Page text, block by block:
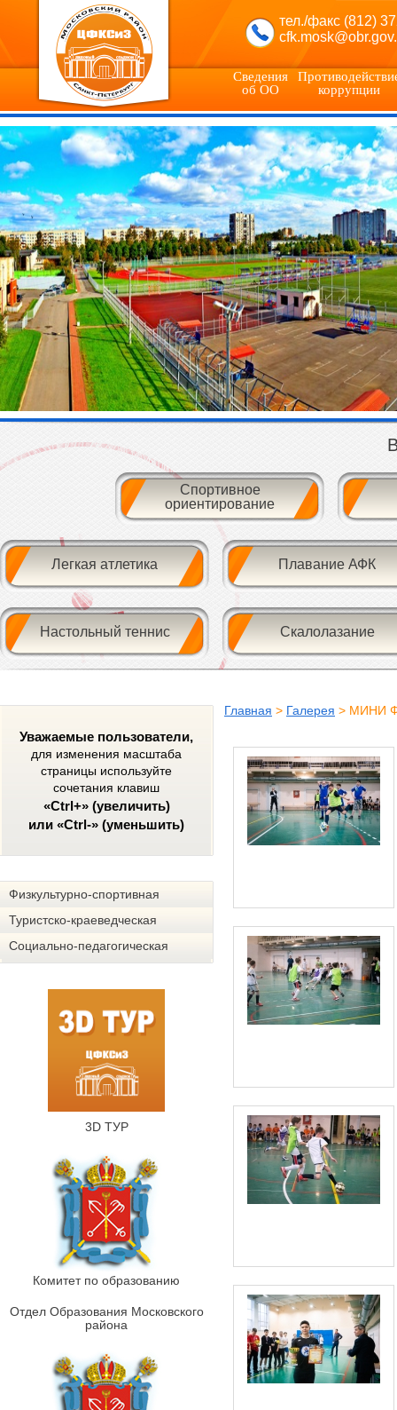
тел./факс (812)
Сведения
об ОО
коррупции
Спортивное
ориентирование
Легкая атлетика Плавание АФК
Настольный теннис Скалолазание
Уважаемые пользователи,
для изменения масштаба
страницы используйте
сочетания клавиш
«Ctrl+» (увеличить)
или «Ctrl-» (уменьшить)
Физкультурно-спортивная
Туристско-краеведческая
Социально-педагогическая
3D ТУР
Комитет по образованию
Отдел Образования Московского
района
Главная > Галерея > МИНИ